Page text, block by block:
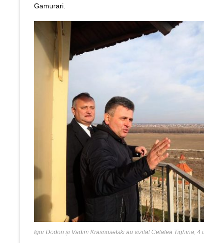
Gamurari.
Igor Dodon și Vadim Krasnoselski au vizitat Cetatea Tighina,